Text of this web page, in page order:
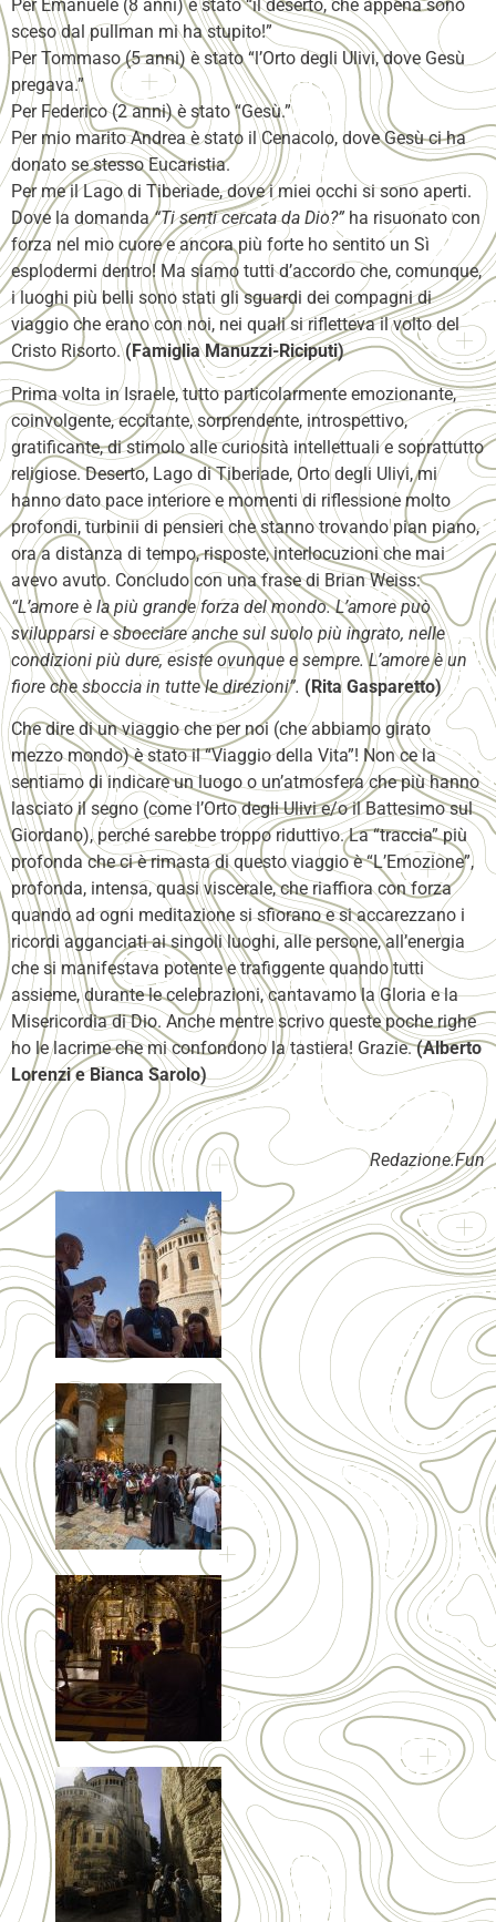
Per Emanuele (8 anni) è stato “il deserto, che appena sono
sceso dal pullman mi ha stupito!”
Per Tommaso (5 anni) è stato “l’Orto degli Ulivi, dove Gesù
pregava.”
Per Federico (2 anni) è stato “Gesù.”
Per mio marito Andrea è stato il Cenacolo, dove Gesù ci ha
donato se stesso Eucaristia.
Per me il Lago di Tiberiade, dove i miei occhi si sono aperti.
Dove la domanda“Ti senti cercata da Dio?” ha risuonato con
forza nel mio cuore e ancora più forte ho sentito un Sì
esplodermi dentro! Ma siamo tutti d’accordo che, comunque,
i luoghi più belli sono stati gli sguardi dei compagni di
viaggio che erano con noi, nei quali si rifletteva il volto del
Cristo Risorto.(Famiglia Manuzzi-Riciputi)
Prima volta in Israele, tutto particolarmente emozionante,
coinvolgente, eccitante, sorprendente, introspettivo,
gratificante, di stimolo alle curiosità intellettuali e soprattutto
religiose. Deserto, Lago di Tiberiade, Orto degli Ulivi, mi
hanno dato pace interiore e momenti di riflessione molto
profondi, turbinii di pensieri che stanno trovando pian piano,
ora a distanza di tempo, risposte, interlocuzioni che mai
avevo avuto. Concludo con una frase di Brian Weiss:
“L’amore è la più grande forza del mondo. L’amore può
svilupparsi e sbocciare anche sul suolo più ingrato, nelle
condizioni più dure, esiste ovunque e sempre. L’amore è un
fiore che sboccia in tutte le direzioni”. (Rita Gasparetto)
Che dire di un viaggio che per noi (che abbiamo girato
mezzo mondo) è stato il “Viaggio della Vita”! Non ce la
sentiamo di indicare un luogo o un’atmosfera che più hanno
lasciato il segno (come l’Orto degli Ulivi e/o il Battesimo sul
Giordano), perché sarebbe troppo riduttivo. La “traccia” più
profonda che ci è rimasta di questo viaggio è “L’Emozione”,
profonda, intensa, quasi viscerale, che riaffiora con forza
quando ad ogni meditazione si sfiorano e si accarezzano i
ricordi agganciati ai singoli luoghi, alle persone, all’energia
che si manifestava potente e trafiggente quando tutti
assieme, durante le celebrazioni, cantavamo la Gloria e la
Misericordia di Dio. Anche mentre scrivo queste poche righe
ho le lacrime che mi confondono la tastiera! Grazie.(Alberto
Lorenzi e Bianca Sarolo)
Redazione.Fun